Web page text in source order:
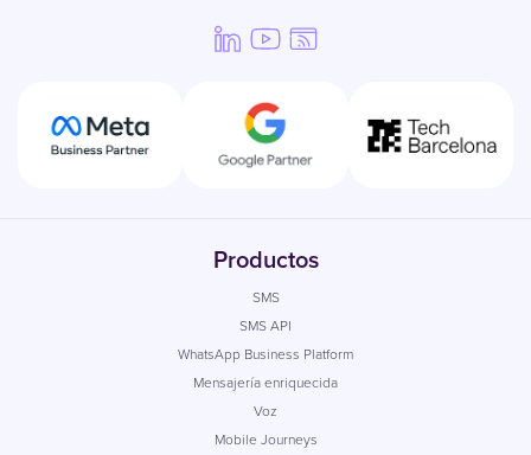
Productos
SMS
SMS API
WhatsApp Business Platform
Mensajería enriquecida
Voz
Mobile Journeys